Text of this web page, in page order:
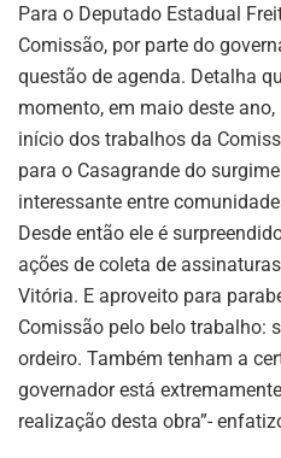
Para o Deputado Estadual
Comissão, por parte do
questão de agenda. Detalha
momento, em maio deste
início dos trabalhos da
para o Casagrande do
interessante entre
Desde então ele é
ações de coleta de
Vitória. E aproveito para
Comissão pelo belo trabalho:
ordeiro. Também tenham a
governador está
realização desta obra”-